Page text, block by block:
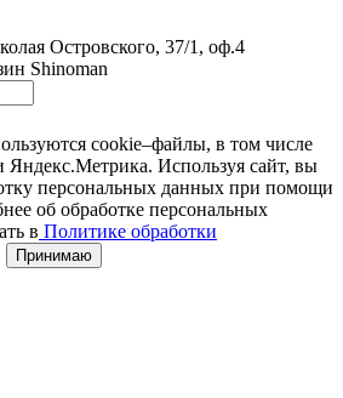
Островского, 37/1, оф.4
Shinoman
cookie–файлы, в том числе
Яндекс.Метрика. Используя сайт, вы
персональных данных при помощи
об обработке персональных
в Политике обработки
Принимаю